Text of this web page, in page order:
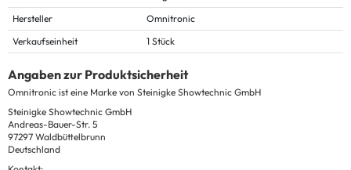
Hersteller
Omnitronic
Verkaufseinheit
1 Stück
Angaben zur Produktsicherheit
Omnitronic ist eine Marke von Steinigke Showtechnic GmbH
Steinigke Showtechnic GmbH
Andreas-Bauer-Str. 5
97297 Waldbüttelbrunn
Deutschland